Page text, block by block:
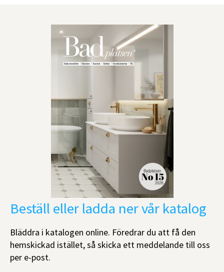
Beställ eller ladda ner vår katalog
Bläddra i katalogen online. Föredrar du att få den
hemskickad istället, så skicka ett meddelande till oss
per e-post.